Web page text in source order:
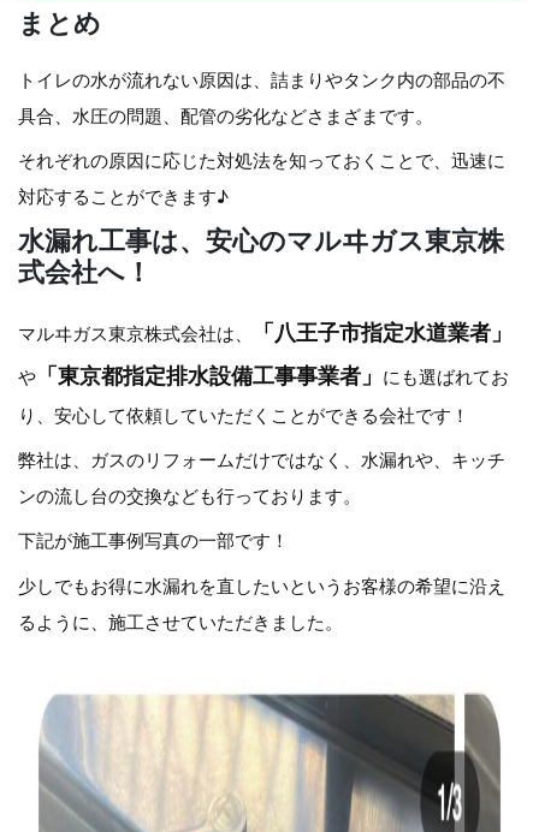
まとめ
トイレの水が流れない原因は、詰まりやタンク内の部品の不
具合、水圧の問題、配管の劣化などさまざまです。
それぞれの原因に応じた対処法を知っておくことで、迅速に
対応することができます♪
水漏れ工事は、安心のマルヰガス東京株
式会社へ！
マルヰガス東京株式会社は、 「八王子市指定水道業者」
や 「東京都指定排水設備工事事業者」 にも選ばれてお
り、安心して依頼していただくことができる会社です！
弊社は、ガスのリフォームだけではなく、水漏れや、キッチ
ンの流し台の交換なども行っております。
下記が施工事例写真の一部です！
少しでもお得に水漏れを直したいというお客様の希望に沿え
るように、施工させていただきました。